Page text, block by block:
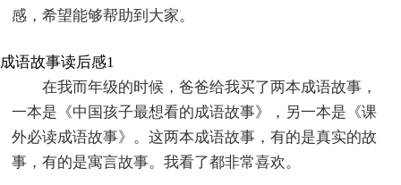
感，希望能够帮助到大家。
成语故事读后感1
在我而年级的时候，爸爸给我买了两本成语故事，
一本是《中国孩子最想看的成语故事》，另一本是《课
外必读成语故事》。这两本成语故事，有的是真实的故
事，有的是寓言故事。我看了都非常喜欢。